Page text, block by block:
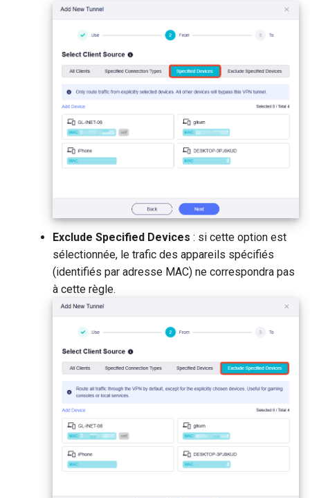
Exclude Specified Devices : si cette option est
sélectionnée, le trafic des appareils spécifiés
(identifiés par adresse MAC) ne correspondra pas
à cette règle.